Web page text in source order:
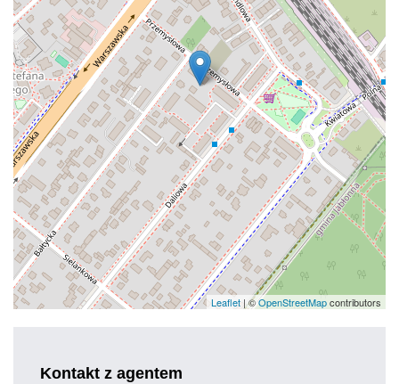
Leaflet | ©OpenStreetMapcontributors
Kontakt z agentem